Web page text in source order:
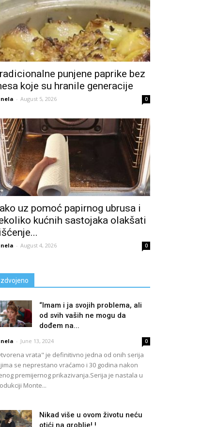
punjene paprike bez
koje su hranile generacije
- August 5, 2026 0
uz pomoć papirnog ubrusa i
kućnih sastojaka olakšati
- August 4, 2026 0
“Imam i ja svojih problema, ali
od svih vaših ne mogu da
dođem na...
- June 13, 2024 0
vrata" je definitivno jedna od onih serija
se neprestano vraćamo i 30 godina nakon
premijernog prikazivanja.Serija je nastala u
Monte...
Nikad više u ovom životu neću